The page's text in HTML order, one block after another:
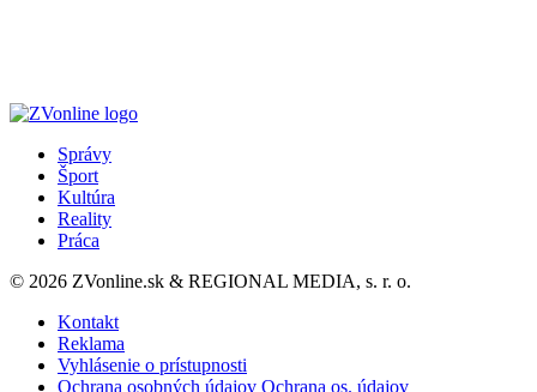
Správy
Šport
Kultúra
Reality
Práca
© 2026 ZVonline.sk & REGIONAL MEDIA, s. r. o.
Kontakt
Reklama
Vyhlásenie o prístupnosti
Ochrana osobných údajov Ochrana os. údajov